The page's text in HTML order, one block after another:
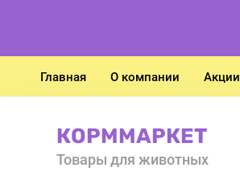
Главная О компании Акции
КОРММАРКЕТ
Товары для животных